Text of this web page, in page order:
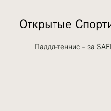
Открытые
Паддл-теннис – за SAFI